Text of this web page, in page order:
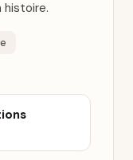
histoire.